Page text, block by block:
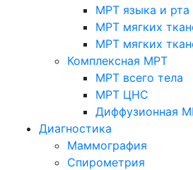
МРТ языка и рта
МРТ мягких
МРТ мягких
Комплексная МРТ
МРТ всего тела
МРТ ЦНС
Диффузионная
Диагностика
Маммография
Спирометрия